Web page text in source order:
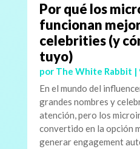
Por qué los
funcionan
celebrities (y
tuyo)
por The White Rabbit |
En el mundo del
grandes nombres y
atención, pero los
convertido en la opción
generar engagement